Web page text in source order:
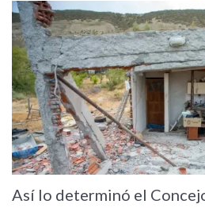
Así lo determinó el